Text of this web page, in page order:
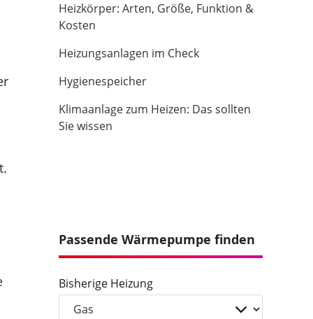
Heizkörper: Arten, Größe, Funktion &
Kosten
Heizungsanlagen im Check
Hygienespeicher
Klimaanlage zum Heizen: Das sollten
Sie wissen
Passende Wärmepumpe finden
Bisherige Heizung